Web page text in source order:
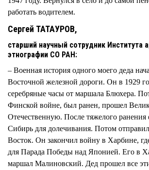
работать водителем.
Сергей ТАТАУРОВ,
старший научный сотрудник Института
этнографии СО РАН:
– Военная история одного моего деда
Восточной железной дороги. Он в 1929
серебряные часы от маршала Блюхера.
Финской войне, был ранен, прошел
Отечественную. После тяжелого ранения
Сибирь для долечивания. Потом
Восток. Он закончил войну в Харбине,
для Парада Победы над Японией. Его в
маршал Малиновский. Дед прошел все